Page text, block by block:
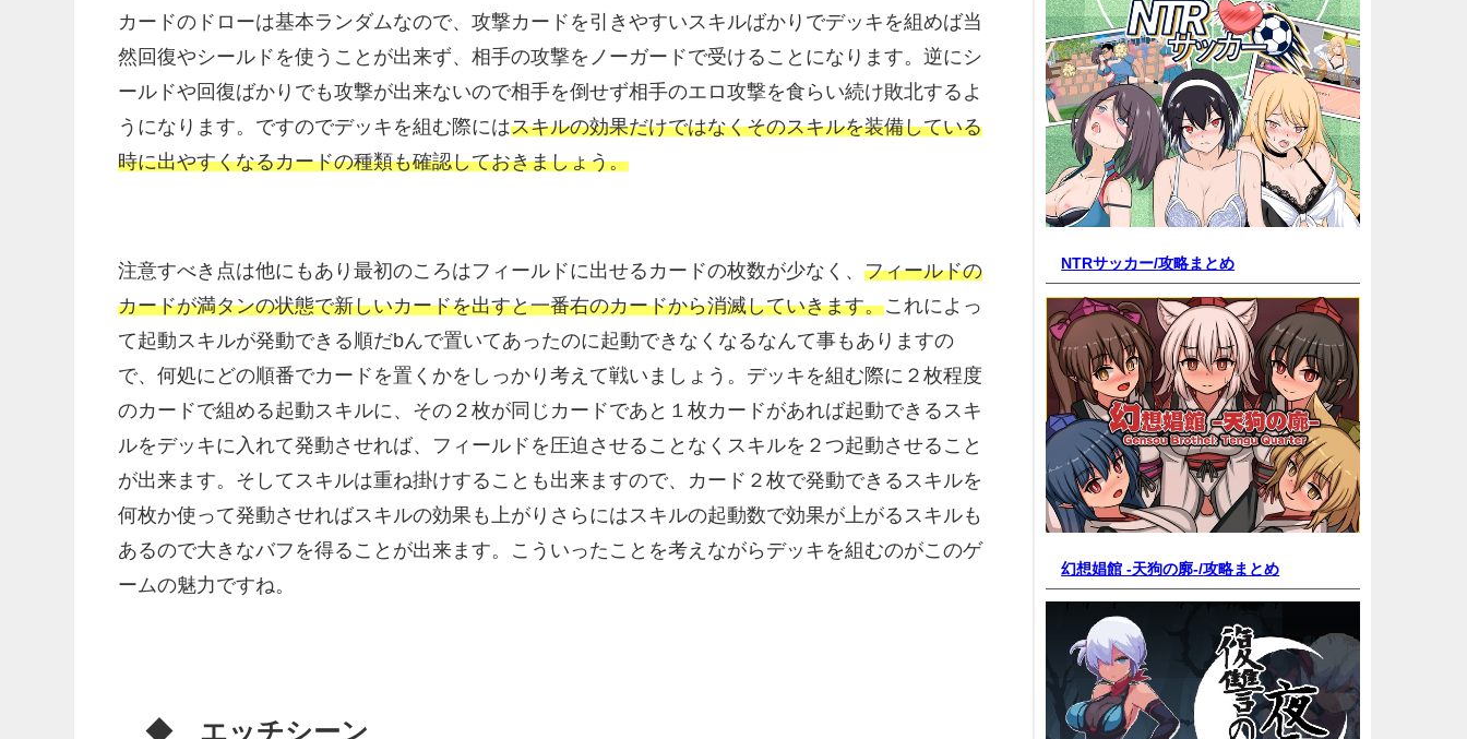
カードのドローは基本ランダムなので、攻撃カードを引きやすいスキルばかりでデッキを組めば当
然回復やシールドを使うことが出来ず、相手の攻撃をノーガードで受けることになります。逆にシ
ールドや回復ばかりでも攻撃が出来ないので相手を倒せず相手のエロ攻撃を食らい続け敗北するよ
うになります。ですのでデッキを組む際にはスキルの効果だけではなくそのスキルを装備している
時に出やすくなるカードの種類も確認しておきましょう。
注意すべき点は他にもあり最初のころはフィールドに出せるカードの枚数が少なく、フィールドの
カードが満タンの状態で新しいカードを出すと一番右のカードから消滅していきます。これによっ
て起動スキルが発動できる順だbんで置いてあったのに起動できなくなるなんて事もありますの
で、何処にどの順番でカードを置くかをしっかり考えて戦いましょう。デッキを組む際に２枚程度
のカードで組める起動スキルに、その２枚が同じカードであと１枚カードがあれば起動できるスキ
ルをデッキに入れて発動させれば、フィールドを圧迫させることなくスキルを２つ起動させること
が出来ます。そしてスキルは重ね掛けすることも出来ますので、カード２枚で発動できるスキルを
何枚か使って発動させればスキルの効果も上がりさらにはスキルの起動数で効果が上がるスキルも
あるので大きなバフを得ることが出来ます。こういったことを考えながらデッキを組むのがこのゲ
ームの魅力ですね。
◆ エッチシーン
NTRサッカー/攻略まとめ
幻想娼館 -天狗の廓-/攻略まとめ